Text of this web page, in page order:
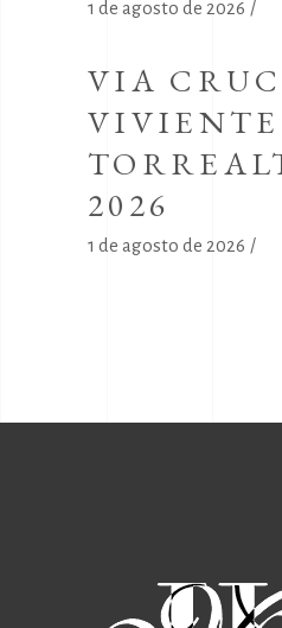
1 de agosto de 2026
VIA
VIVIENTE
2026
1 de agosto de 2026